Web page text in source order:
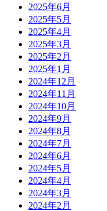
2025年6月
2025年5月
2025年4月
2025年3月
2025年2月
2025年1月
2024年12月
2024年11月
2024年10月
2024年9月
2024年8月
2024年7月
2024年6月
2024年5月
2024年4月
2024年3月
2024年2月